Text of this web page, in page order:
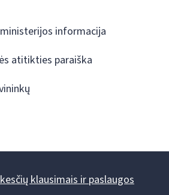
informacija
atitikties paraiška
klausimais ir paslaugos